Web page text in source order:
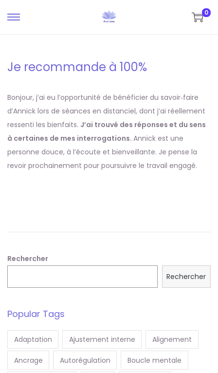
P
s
n
P
s
0
Je recommande à 100%
Bonjour, j’ai eu l’opportunité de bénéficier du savoir‑faire
d’Annick lors de séances en distanciel, dont j’ai réellement
ressenti les bienfaits. J’ai trouvé des réponses et du sens
à certaines de mes interrogations. Annick est une
personne douce, à l’écoute et bienveillante. Je pense la
revoir prochainement pour poursuivre le travail engagé.
Rechercher
Rechercher
Popular Tags
Adaptation Ajustement interne Alignement
Ancrage Autorégulation Boucle mentale